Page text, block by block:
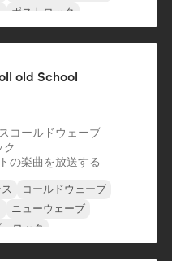
ポストロック
old School
コールドウェーブ
ク
の楽曲を放送する
コールドウェーブ
ニューウェーブ
ロック